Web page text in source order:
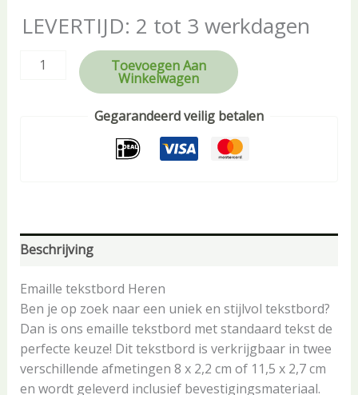
LEVERTIJD: 2 tot 3 werkdagen
Toevoegen Aan
Winkelwagen
Gegarandeerd veilig betalen
Beschrijving
Emaille tekstbord Heren
Ben je op zoek naar een uniek en stijlvol tekstbord?
Dan is ons emaille tekstbord met standaard tekst de
perfecte keuze! Dit tekstbord is verkrijgbaar in twee
verschillende afmetingen 8 x 2,2 cm of 11,5 x 2,7 cm
en wordt geleverd inclusief bevestigingsmateriaal.